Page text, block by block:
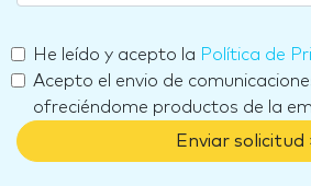
He leído y acepto la Política de
Acepto el envio de
ofreciéndome productos de la
Enviar solicitud